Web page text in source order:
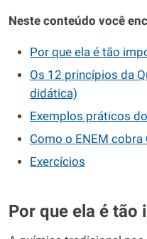
Neste conteúdo você
Por que ela é tão
Os 12 princípios da
didática)
Exemplos práticos
Como o ENEM cobra
Exercícios
Por que ela é tão